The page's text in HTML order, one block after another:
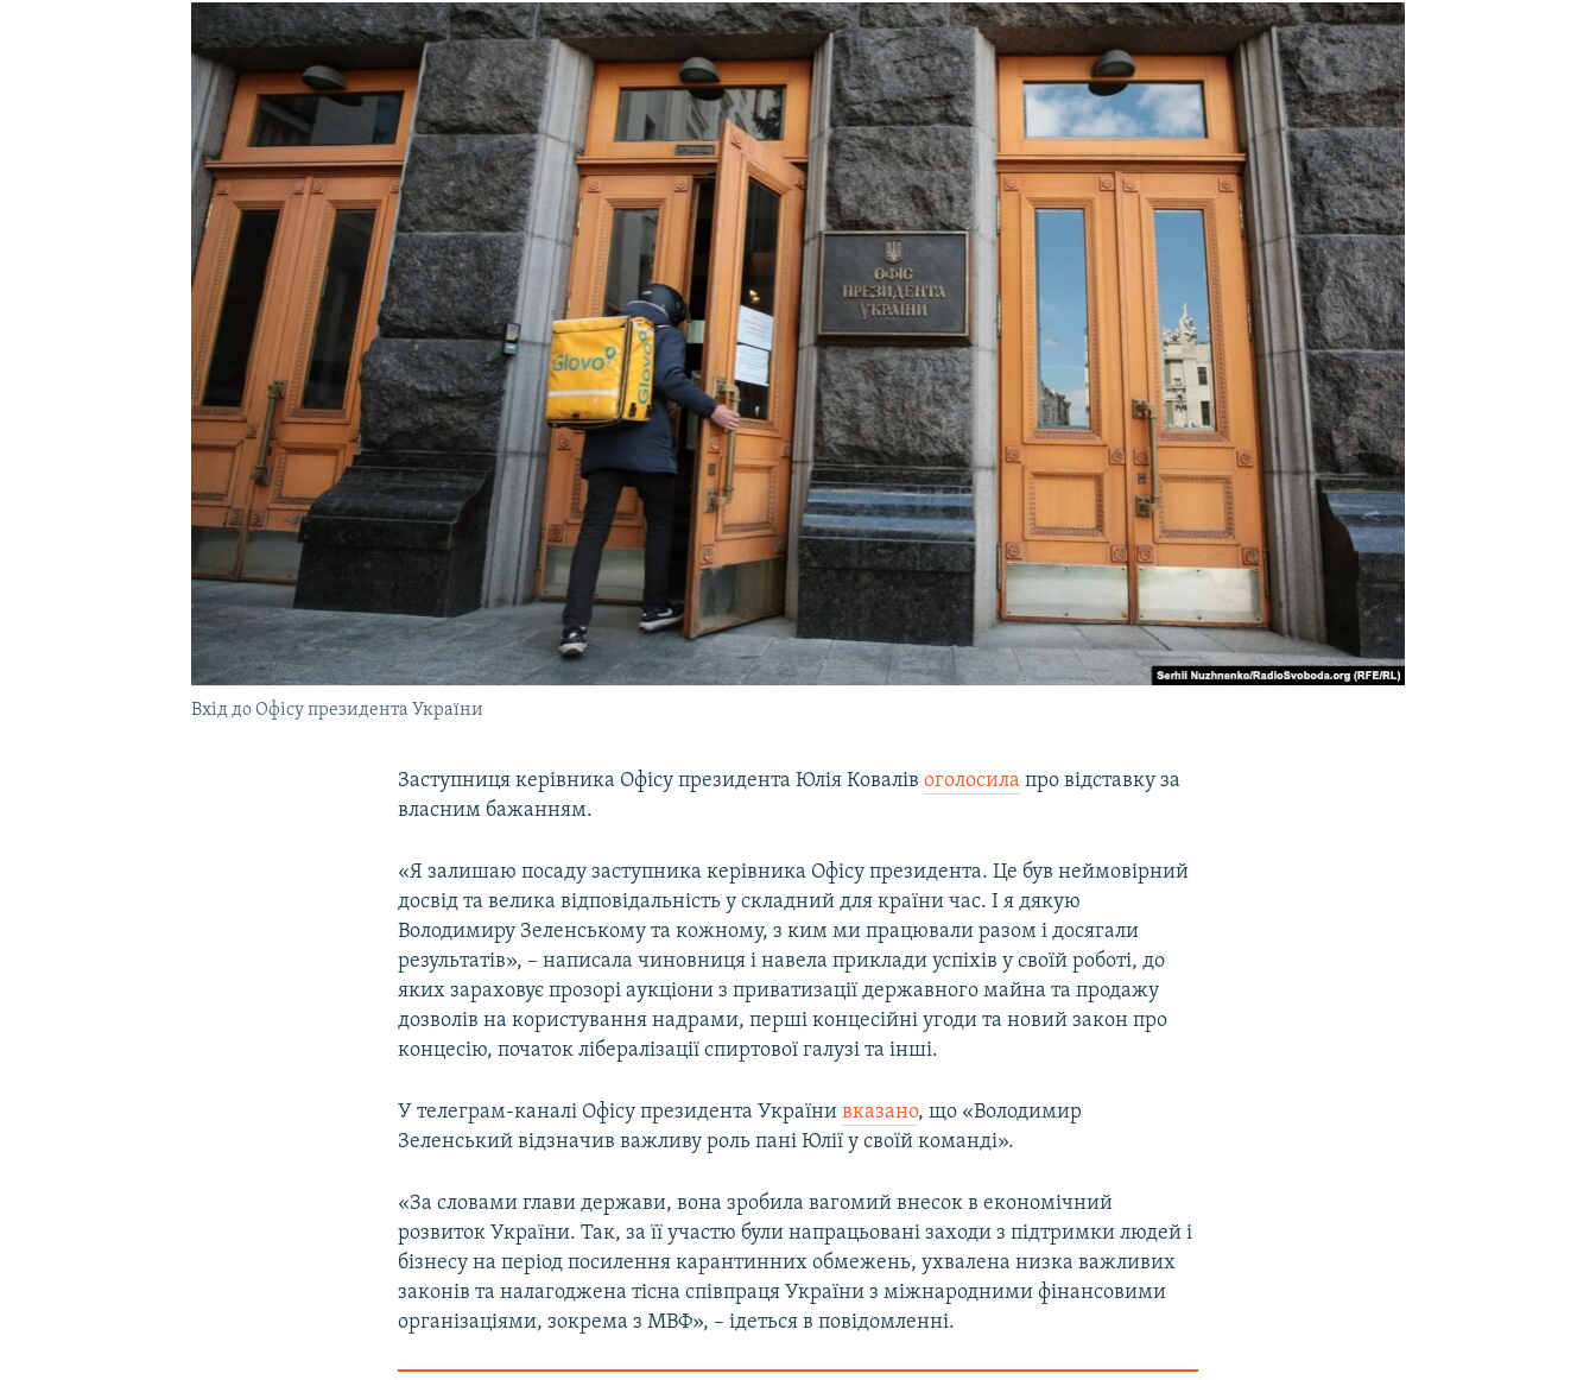
Вхід до Офісу президента України
Заступниця керівника Офісу президента Юлія Ковалівоголосила про відставку за
власним бажанням.
«Я залишаю посаду заступника керівника Офісу президента. Це був неймовірний
досвід та велика відповідальність у складний для країни час. І я дякую
Володимиру Зеленському та кожному, з ким ми працювали разом і досягали
результатів», – написала чиновниця і навела приклади успіхів у своїй роботі, до
яких зараховує прозорі аукціони з приватизації державного майна та продажу
дозволів на користування надрами, перші концесійні угоди та новий закон про
концесію, початок лібералізації спиртової галузі та інші.
У телеграм-каналі Офісу президента Українивказано, що «Володимир
Зеленський відзначив важливу роль пані Юлії у своїй команді».
«За словами глави держави, вона зробила вагомий внесок в економічний
розвиток України. Так, за її участю були напрацьовані заходи з підтримки людей і
бізнесу на період посилення карантинних обмежень, ухвалена низка важливих
законів та налагоджена тісна співпраця України з міжнародними фінансовими
організаціями, зокрема з МВФ», – ідеться в повідомленні.